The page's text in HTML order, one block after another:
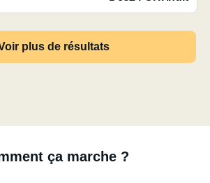
plus de résultats
ça marche ?